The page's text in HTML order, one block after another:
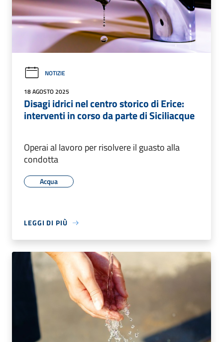
NOTIZIE
18 AGOSTO 2025
Disagi idrici nel centro storico di Erice:
interventi in corso da parte di Siciliacque
Operai al lavoro per risolvere il guasto alla
condotta
Acqua
LEGGI DI PIÙ